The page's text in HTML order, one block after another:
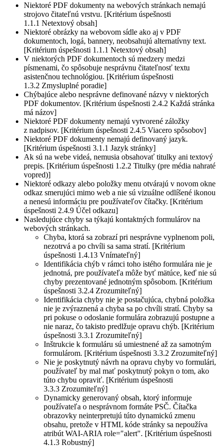
Niektoré PDF dokumenty na webových stránkach nemajú
strojovo čitateľnú vrstvu. [Kritérium úspešnosti
1.1.1 Netextový obsah]
Niektoré obrázky na webovom sídle ako aj v PDF
dokumentoch, logá, bannery, neobsahujú alternatívny text.
[Kritérium úspešnosti 1.1.1 Netextový obsah]
V niektorých PDF dokumentoch sú medzery medzi
písmenami, čo spôsobuje nesprávnu čitateľnosť textu
asistenčnou technológiou. [Kritérium úspešnosti
1.3.2 Zmysluplné poradie]
Chýbajúce alebo nesprávne definované názvy v niektorých
PDF dokumentov. [Kritérium úspešnosti 2.4.2 Každá stránka
má názov]
Niektoré PDF dokumenty nemajú vytvorené záložky
z nadpisov. [Kritérium úspešnosti 2.4.5 Viacero spôsobov]
Niektoré PDF dokumenty nemajú definovaný jazyk.
[Kritérium úspešnosti 3.1.1 Jazyk stránky]
Ak sú na webe videá, nemusia obsahovať titulky ani textový
prepis. [Kritérium úspešnosti 1.2.2 Titulky (pre média nahraté
vopred)]
Niektoré odkazy alebo položky menu otvárajú v novom okne
odkaz smerujúci mimo web a nie sú vizuálne odlíšené ikonou
a nenesú informáciu pre používateľov čítačky. [Kritérium
úspešnosti 2.4.9 Účel odkazu]
Nasledujúce chyby sa týkajú kontaktných formulárov na
webových stránkach.
Chyba, ktorá sa zobrazí pri nesprávne vyplnenom poli,
nezotrvá a po chvíli sa sama stratí. [Kritérium
úspešnosti 1.4.13 Vnímateľný]
Identifikácia chýb v rámci toho istého formulára nie je
jednotná, pre používateľa môže byť mätúce, keď nie sú
chyby prezentované jednotným spôsobom. [Kritérium
úspešnosti 3.2.4 Zrozumiteľný]
Identifikácia chyby nie je postačujúca, chybná položka
nie je zvýraznená a chyba sa po chvíli stratí. Chyby sa
pri pokuse o odoslanie formulára zobrazujú postupne a
nie naraz, čo takisto predlžuje opravu chýb. [Kritérium
úspešnosti 3.3.1 Zrozumiteľný]
Inštrukcie k formuláru sú umiestnené až za samotným
formulárom. [Kritérium úspešnosti 3.3.2 Zrozumiteľný]
Nie je poskytnutý návrh na opravu chyby vo formulári,
používateľ by mal mať poskytnutý pokyn o tom, ako
túto chybu opraviť. [Kritérium úspešnosti
3.3.3 Zrozumiteľný]
Dynamicky generovaný obsah, ktorý informuje
používateľa o nesprávnom formáte PSČ. Čítačka
obrazovky neinterpretujú túto dynamickú zmenu
obsahu, pretože v HTML kóde stránky sa nepoužíva
atribút WAI-ARIA role="alert". [Kritérium úspešnosti
4.1.3 Robustný]